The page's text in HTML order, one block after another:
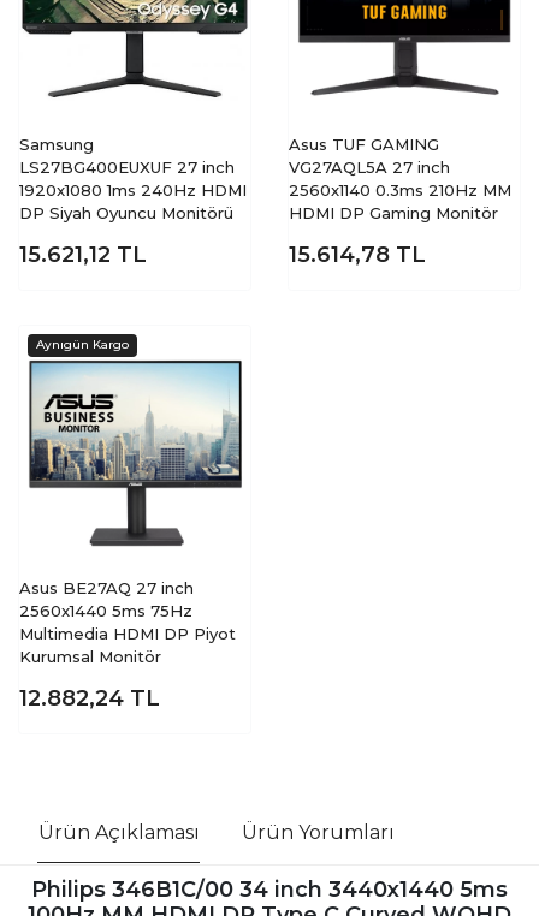
Samsung
LS27BG400EUXUF 27 inch
1920x1080 1ms 240Hz HDMI
DP Siyah Oyuncu Monitörü
15.621,12 TL
Asus TUF GAMING
VG27AQL5A 27 inch
2560x1140 0.3ms 210Hz MM
HDMI DP Gaming Monitör
15.614,78 TL
Asus BE27AQ 27 inch
2560x1440 5ms 75Hz
Multimedia HDMI DP Piyot
Kurumsal Monitör
12.882,24 TL
Ürün Açıklaması Ürün Yorumları
Philips 346B1C/00 34 inch 3440x1440 5ms